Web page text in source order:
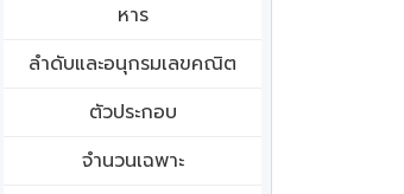
หาร
ลำดับและอนุกรมเลขคณิต
ตัวประกอบ
จำนวนเฉพาะ